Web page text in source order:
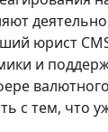
юрист
и
с тем, что